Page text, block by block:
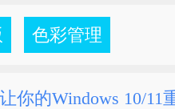
色彩管理
你的Windows 10/